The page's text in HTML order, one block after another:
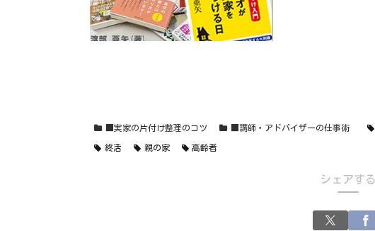
■実家の片付け整理のコツ ■講師・アドバイザーの仕事術
終活 親の家 高齢者
シェアする